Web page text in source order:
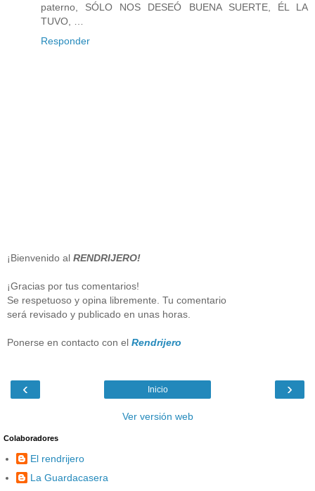
paterno, SÓLO NOS DESEÓ BUENA SUERTE, ÉL LA
TUVO, …
Responder
¡Bienvenido al RENDRIJERO!
¡Gracias por tus comentarios!
Se respetuoso y opina libremente. Tu comentario
será revisado y publicado en unas horas.
Ponerse en contacto con el Rendrijero
‹ ›
Inicio
Ver versión web
Colaboradores
El rendrijero
La Guardacasera